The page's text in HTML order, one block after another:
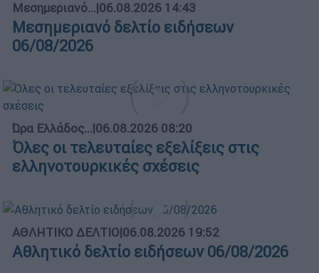
Μεσημεριανό...|06.08.2026 14:43
Μεσημεριανό δελτίο ειδήσεων
06/08/2026
Ώρα Ελλάδος...|06.08.2026 08:20
Όλες οι τελευταίες εξελίξεις στις
ελληνοτουρκικές σχέσεις
ΑΘΛΗΤΙΚΟ ΔΕΛΤΙΟ|06.08.2026 19:52
Αθλητικό δελτίο ειδήσεων 06/08/2026